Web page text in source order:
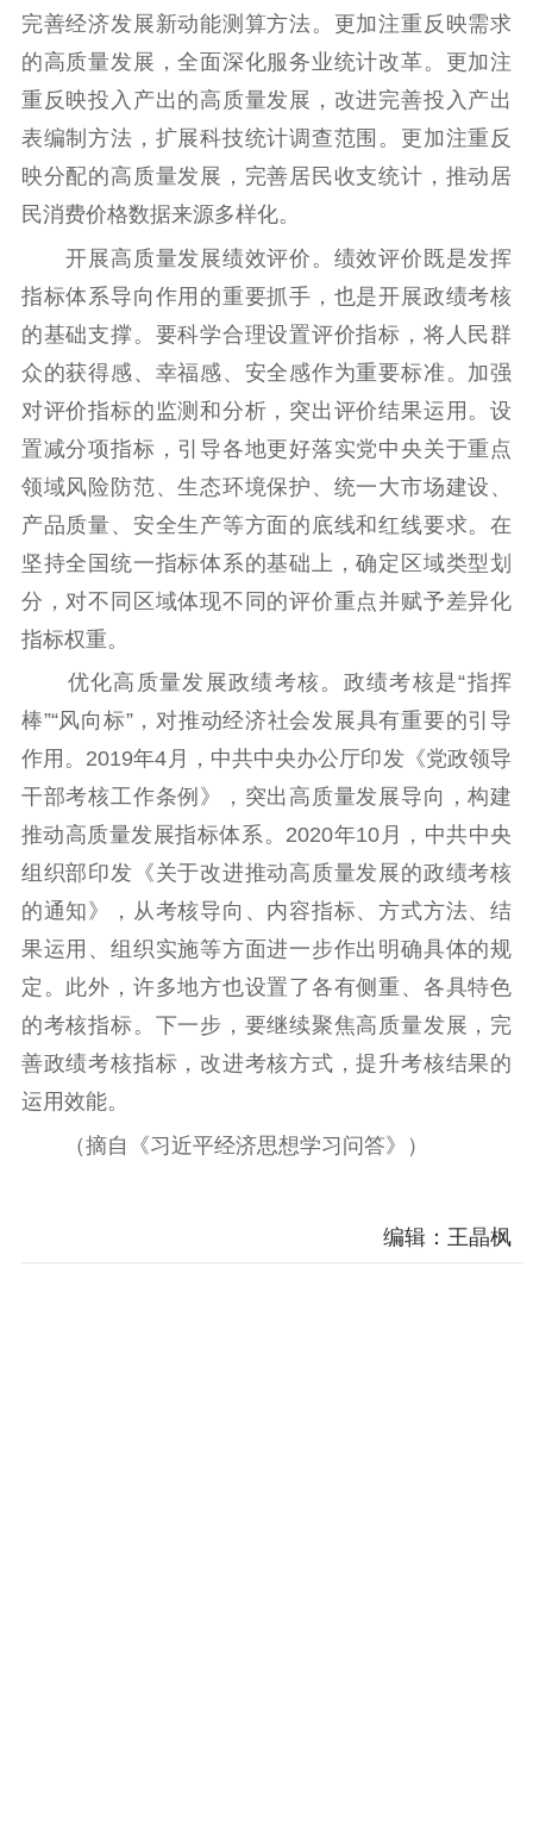
完善经济发展新动能测算方法。更加注重反映需求
的高质量发展，全面深化服务业统计改革。更加注
重反映投入产出的高质量发展，改进完善投入产出
表编制方法，扩展科技统计调查范围。更加注重反
映分配的高质量发展，完善居民收支统计，推动居
民消费价格数据来源多样化。
开展高质量发展绩效评价。绩效评价既是发挥
指标体系导向作用的重要抓手，也是开展政绩考核
的基础支撑。要科学合理设置评价指标，将人民群
众的获得感、幸福感、安全感作为重要标准。加强
对评价指标的监测和分析，突出评价结果运用。设
置减分项指标，引导各地更好落实党中央关于重点
领域风险防范、生态环境保护、统一大市场建设、
产品质量、安全生产等方面的底线和红线要求。在
坚持全国统一指标体系的基础上，确定区域类型划
分，对不同区域体现不同的评价重点并赋予差异化
指标权重。
优化高质量发展政绩考核。政绩考核是“指挥
棒”“风向标”，对推动经济社会发展具有重要的引导
作用。2019年4月，中共中央办公厅印发《党政领导
干部考核工作条例》，突出高质量发展导向，构建
推动高质量发展指标体系。2020年10月，中共中央
组织部印发《关于改进推动高质量发展的政绩考核
的通知》，从考核导向、内容指标、方式方法、结
果运用、组织实施等方面进一步作出明确具体的规
定。此外，许多地方也设置了各有侧重、各具特色
的考核指标。下一步，要继续聚焦高质量发展，完
善政绩考核指标，改进考核方式，提升考核结果的
运用效能。
（摘自《习近平经济思想学习问答》）
编辑：王晶枫